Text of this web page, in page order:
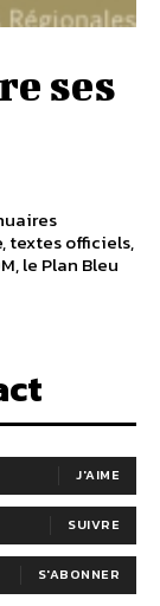
ses
textes officiels,
le Plan Bleu
J'AIME
SUIVRE
S'ABONNER